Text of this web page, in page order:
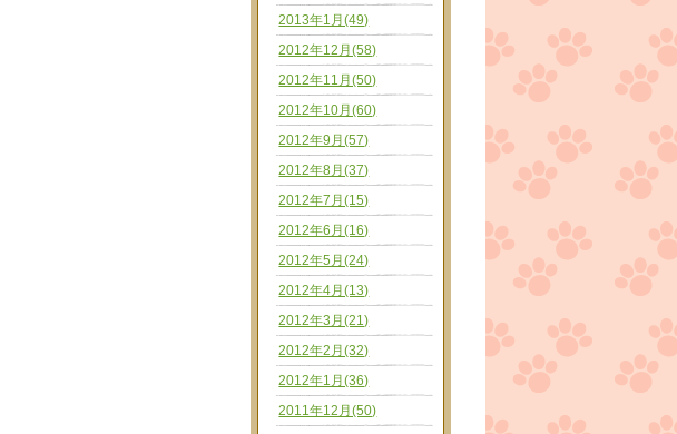
2013年1月(49)
2012年12月(58)
2012年11月(50)
2012年10月(60)
2012年9月(57)
2012年8月(37)
2012年7月(15)
2012年6月(16)
2012年5月(24)
2012年4月(13)
2012年3月(21)
2012年2月(32)
2012年1月(36)
2011年12月(50)